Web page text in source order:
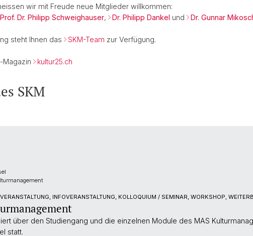
wir mit Freude neue Mitglieder willkommen:
Prof. Dr. Philipp Schweighauser, Dr. Philipp Dankel und Dr. Gunnar
steht Ihnen das SKM-Team zur Verfügung.
Magazin kultur25.ch
SKM
INFOVERANSTALTUNG, KOLLOQUIUM / SEMINAR, WORKSHOP,
über den Studiengang und die einzelnen Module des MAS
statt.